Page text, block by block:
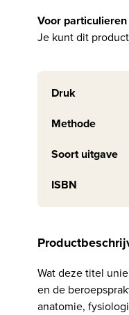
Voor particulieren
Je kunt dit
Druk
Methode
Soort uitgave
ISBN
Wat deze titel
en de
anatomie,